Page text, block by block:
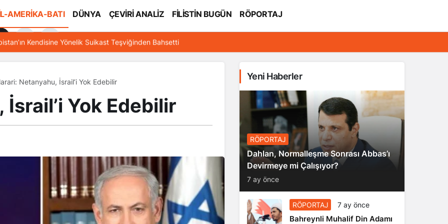
AMERİKA-BATI DÜNYA ÇEVİRİ ANALİZ FİLİSTİN BUGÜN RÖPORTAJ
Kendisine Yönelik Suikast Teşviğinden Bahsetti
Netanyahu, İsrail’i Yok Edebilir
Yok Edebilir
Yeni Haberler
RÖPORTAJ
Dahlan, Normalleşme Sonrası Abbas’ı
Devirmeye mi Çalışıyor?
7 ay önce
RÖPORTAJ 7 ay önce
Bahreynli Muhalif Din Adamı